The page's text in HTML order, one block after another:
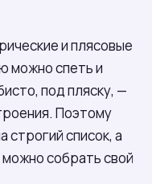
и плясовые
можно спеть и
под пляску, —
Поэтому
строгий список, а
собрать свой